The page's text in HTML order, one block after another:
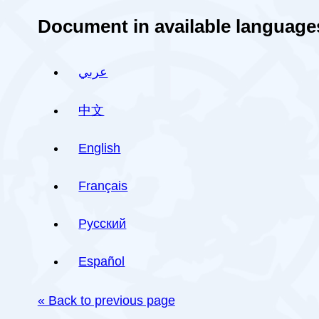
Document in available
عربي
中文
English
Français
Русский
Español
« Back to previous page